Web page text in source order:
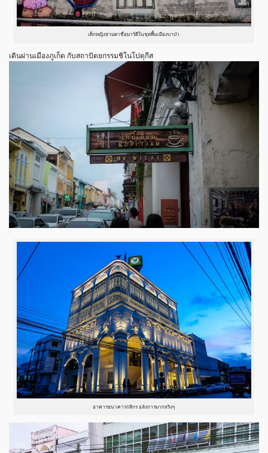
เด็กหญิงสามตาชื่อมาร์ดีในชุดพื้นเมืองบาบ๋า
เดินผ่านเมืองภูเก็ต กับสถาปัตยกรรมชิโนโปตุกีส
อาคารธนาคารกสิกร อลังการมากจริงๆ